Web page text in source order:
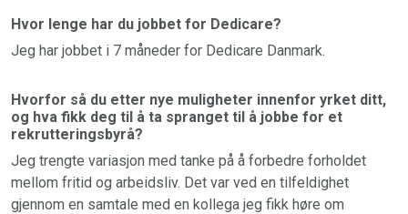
Hvor lenge har du jobbet for Dedicare?
Jeg har jobbet i 7 måneder for Dedicare Danmark.
Hvorfor så du etter nye muligheter innenfor yrket ditt,
og hva fikk deg til å ta spranget til å jobbe for et
rekrutteringsbyrå?
Jeg trengte variasjon med tanke på å forbedre forholdet
mellom fritid og arbeidsliv. Det var ved en tilfeldighet
gjennom en samtale med en kollega jeg fikk høre om